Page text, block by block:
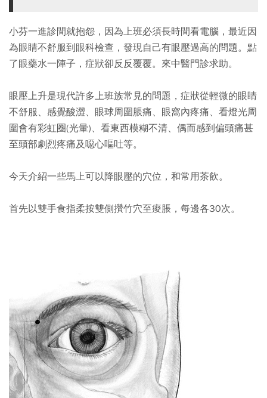
小芬一進診間就抱怨，因為上班必須長時間看電腦，最近因
為眼睛不舒服到眼科檢查，發現自己有眼壓過高的問題。點
了眼藥水一陣子，症狀卻反反覆覆。來中醫門診求助。
眼壓上升是現代許多上班族常見的問題，症狀從輕微的眼睛
不舒服、感覺酸澀、眼球周圍脹痛、眼窩內疼痛、看燈光周
圍會有彩虹圈(光暈)、看東西模糊不清、偶而感到偏頭痛甚
至頭部劇烈疼痛及噁心嘔吐等。
今天介紹一些馬上可以降眼壓的穴位，和常用茶飲。
首先以雙手食指柔按雙側攢竹穴至痠脹，每邊各30次。